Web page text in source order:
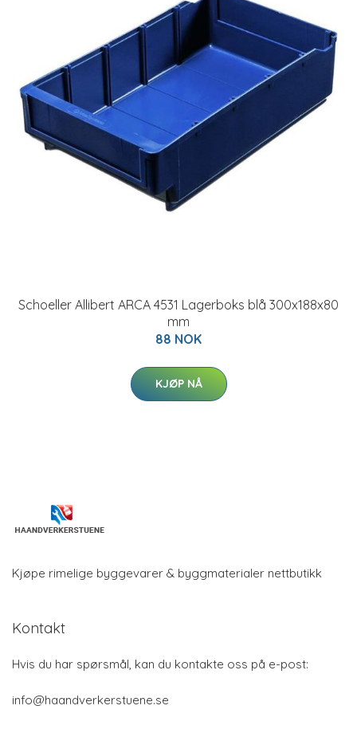
Schoeller Allibert ARCA 4531 Lagerboks blå 300x188x80
mm
88 NOK
KJØP NÅ
Kjøpe rimelige byggevarer & byggmaterialer nettbutikk
Kontakt
Hvis du har spørsmål, kan du kontakte oss på e-post:
info@haandverkerstuene.se